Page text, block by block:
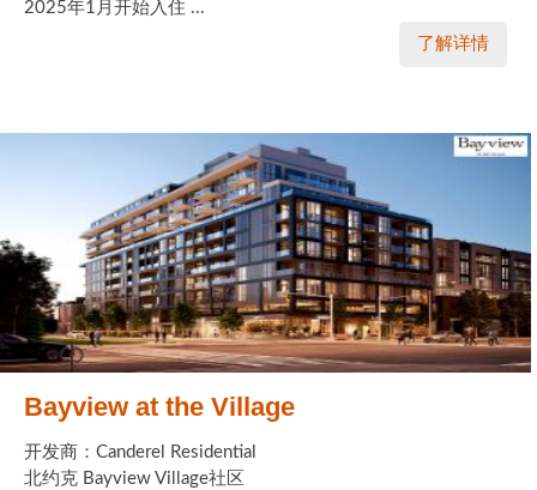
2025年1月开始入住 ...
了解详情
Bayview at the Village
开发商：Canderel Residential
北约克 Bayview Village社区